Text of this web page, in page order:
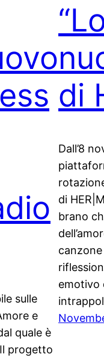
sulle
e
quale è
progetto
di
Dall’8
di
brano
emotivo